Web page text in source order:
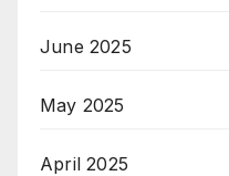
June 2025
May 2025
April 2025